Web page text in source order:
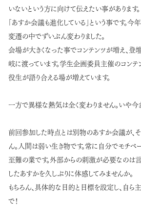
いないという方に向けて伝えたい事があります。
「あすか会議も進化している」という事です。今
変遷の中でずいぶん変わりました。
会場が大きくなった事でコンテンツが増え、
岐に渡っています。学生企画委員主催のコン
役生が語り合える場が増えています。
一方で異様な熱気は全く変わりません。いや今
前回参加した時点とは別物のあすか会議が、
ん。人間は弱い生き物です。常に自分でモチベ
至難の業です。外部からの刺激が必要なのは言
したあすかを久しぶりに体感してみませんか。
もちろん、具体的な目的と目標を設定し、自
で！